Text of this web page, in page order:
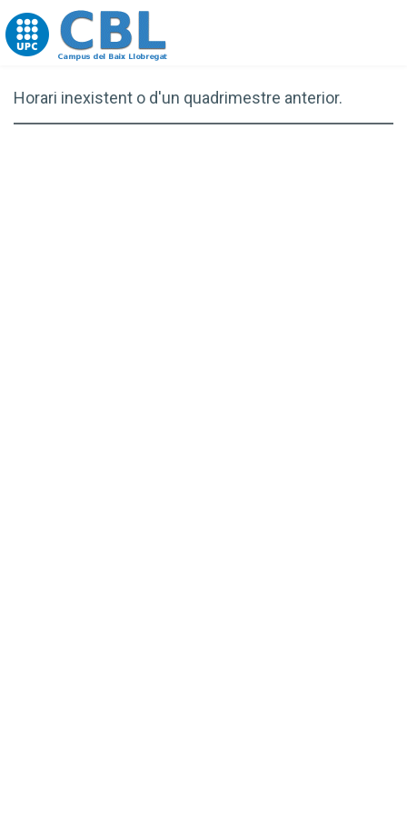
Go to upc.edu
Horari inexistent o d'un quadrimestre anterior.